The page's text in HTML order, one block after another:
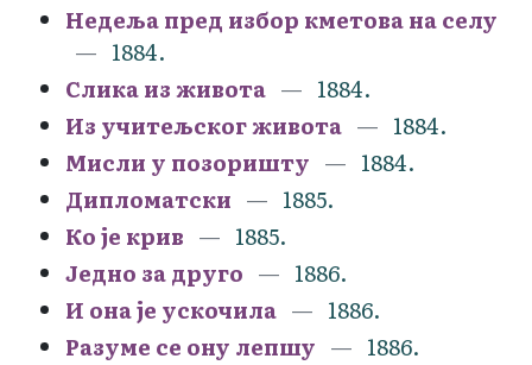
Недеља пред избор кметова на селу
1884.
Слика из живота
1884.
Из учитељског живота
1884.
Мисли у позоришту
1884.
Дипломатски
1885.
Ко је крив
1885.
Једно за друго
1886.
И она је ускочила
1886.
Разуме се ону лепшу
1886.